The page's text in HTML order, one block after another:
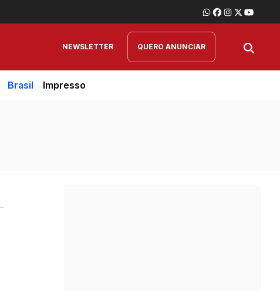
NEWSLETTER QUERO ANUNCIAR
Brasil Impresso